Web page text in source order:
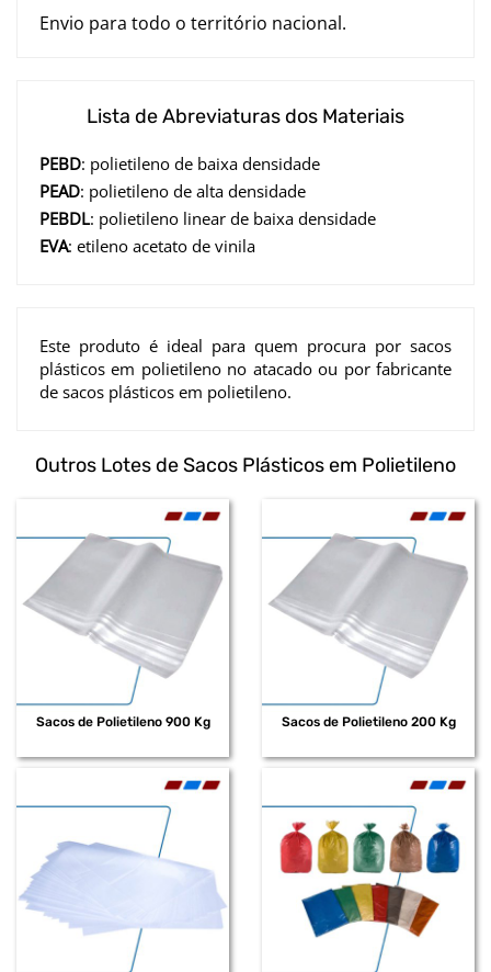
Envio para todo o território nacional.
Lista de Abreviaturas dos Materiais
PEBD: polietileno de baixa densidade
PEAD: polietileno de alta densidade
PEBDL: polietileno linear de baixa densidade
EVA: etileno acetato de vinila
Este produto é ideal para quem procura por sacos
plásticos em polietileno no atacado ou por fabricante
de sacos plásticos em polietileno.
Outros Lotes de Sacos Plásticos em Polietileno
Sacos de Polietileno 900 Kg Sacos de Polietileno 200 Kg